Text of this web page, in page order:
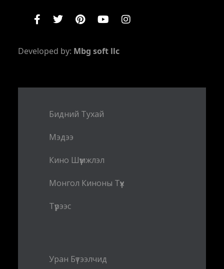
Developed by: Mbg soft llc
Бидний Тухай
Мэдээ
Кино Шүүмжлэл
Монгол Киноны Түүх
Түрээс
Уран Бүтээлчид